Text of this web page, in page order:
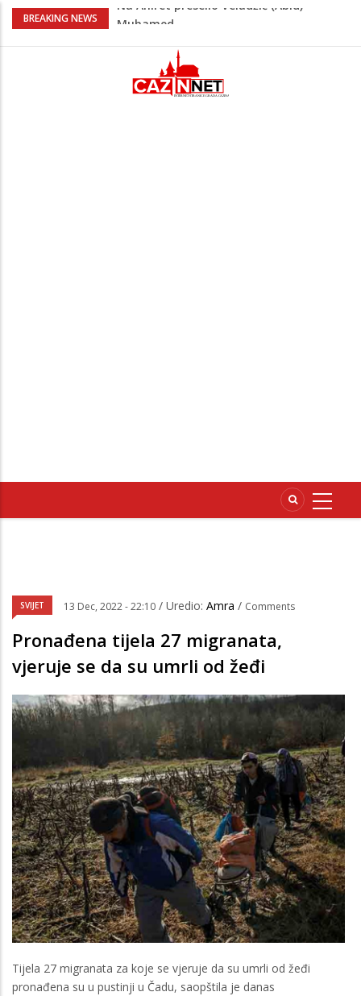
BREAKING NEWS
U Americi na Ahiret preselila Dervišević
Milionske odluke na sjednici Vlade USK:
Evo kome je dodijeljen novac
Američki kongresmeni traže od Trumpa:
SVIJET 13 Dec, 2022 - 22:10 / Uredio: Amra / Comments
Pronađena tijela 27 migranata,
vjeruje se da su umrli od žeđi
Tijela 27 migranata za koje se vjeruje da su umrli od žeđi
pronađena su u pustinji u Čadu, saopštila je danas